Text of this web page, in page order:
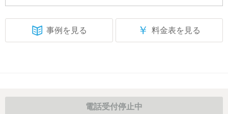
事例を見る ￥ 料金表を見る
電話受付停止中